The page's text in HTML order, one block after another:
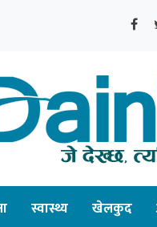
स्वास्थ्य खेलकुद